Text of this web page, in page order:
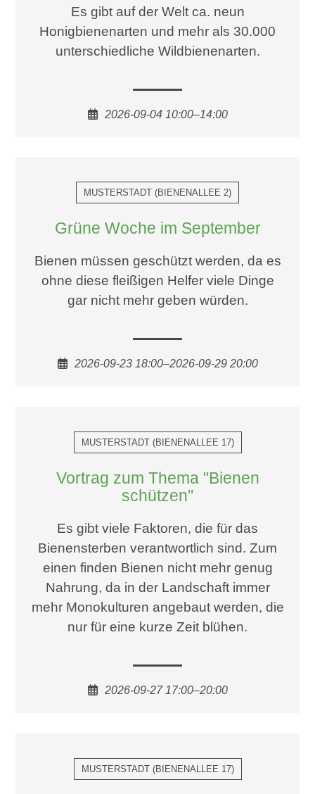
Es gibt auf der Welt ca. neun
Honigbienenarten und mehr als 30.000
unterschiedliche Wildbienenarten.
2026-09-04 10:00–14:00
MUSTERSTADT (BIENENALLEE 2)
Grüne Woche im September
Bienen müssen geschützt werden, da es
ohne diese fleißigen Helfer viele Dinge
gar nicht mehr geben würden.
2026-09-23 18:00–2026-09-29 20:00
MUSTERSTADT(BIENENALLEE 17)
Vortrag zum Thema "Bienen
schützen"
Es gibt viele Faktoren, die für das
Bienensterben verantwortlich sind. Zum
einen finden Bienen nicht mehr genug
Nahrung, da in der Landschaft immer
mehr Monokulturen angebaut werden, die
nur für eine kurze Zeit blühen.
2026-09-27 17:00–20:00
MUSTERSTADT(BIENENALLEE 17)